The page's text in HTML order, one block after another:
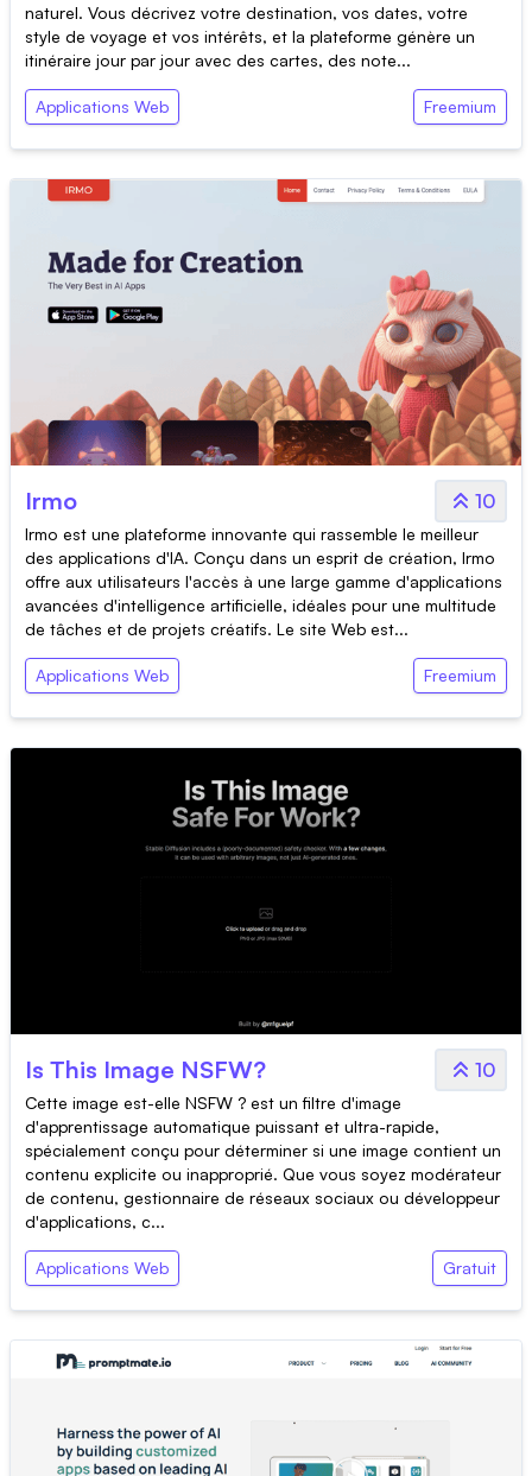
naturel. Vous décrivez votre destination, vos dates, votre
style de voyage et vos intérêts, et la plateforme génère un
itinéraire jour par jour avec des cartes, des note...
Applications Web Freemium
Irmo 10
Irmo est une plateforme innovante qui rassemble le meilleur
des applications d'IA. Conçu dans un esprit de création, Irmo
offre aux utilisateurs l'accès à une large gamme d'applications
avancées d'intelligence artificielle, idéales pour une multitude
de tâches et de projets créatifs. Le site Web est...
Applications Web Freemium
Is This Image NSFW? 10
Cette image est-elle NSFW ? est un filtre d'image
d'apprentissage automatique puissant et ultra-rapide,
spécialement conçu pour déterminer si une image contient un
contenu explicite ou inapproprié. Que vous soyez modérateur
de contenu, gestionnaire de réseaux sociaux ou développeur
d'applications, c...
Applications Web Gratuit